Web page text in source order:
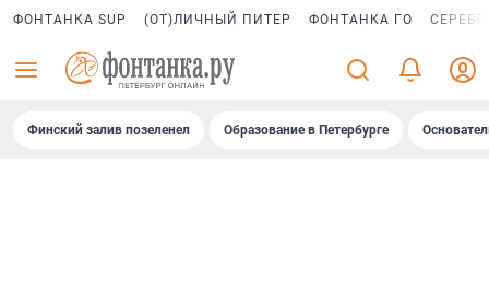
ФОНТАНКА SUP (ОТ)ЛИЧНЫЙ ПИТЕР ФОНТАНКА ГО
Финский залив позеленел Образование в Петербурге